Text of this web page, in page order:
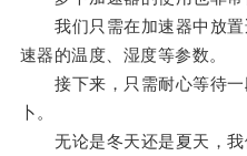
我们只需在加速器中放置
速器的温度、湿度等参数。
接下来，只需耐心等待一
卜。
无论是冬天还是夏天，我